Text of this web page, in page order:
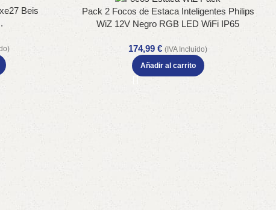
Beis
Pack 2 Focos de Estaca Inteligentes Philips
WiZ 12V Negro RGB LED WiFi IP65
174,99€ (IVA Incluido)
Añadir al carrito